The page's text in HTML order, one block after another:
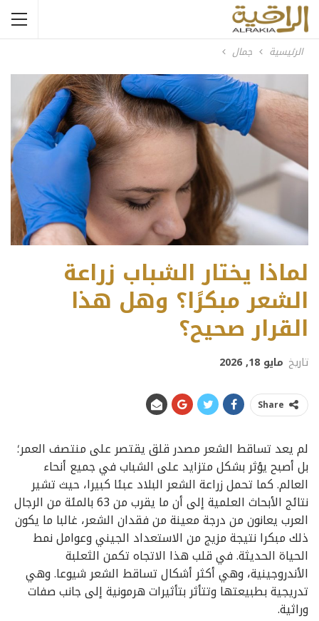
الرئيسية جمال
لماذا يختار الشباب زراعة
الشعر مبكرًا؟ وهل هذا
القرار صحيح؟
تاريخ مايو 18, 2026
Share
لم يعد تساقط الشعر مصدر قلق يقتصر على منتصف العمر؛
بل أصبح يؤثر بشكل متزايد على الشباب في جميع أنحاء
العالم. كما تحمل زراعة الشعر البلاد عبئا كبيرا، حيث تشير
نتائج الأبحاث العلمية إلى أن ما يقرب من 63 بالمئة من الرجال
العرب يعانون من درجة معينة من فقدان الشعر، غالبا ما يكون
ذلك مبكرا نتيجة مزيج من الاستعداد الجيني وعوامل نمط
الحياة الحديثة. في قلب هذا الاتجاه تكمن الثعلبة
الأندروجينية، وهي أكثر أشكال تساقط الشعر شيوعا. وهي
تدريجية بطبيعتها وتتأثر بتأثيرات هرمونية إلى جانب صفات
وراثية.